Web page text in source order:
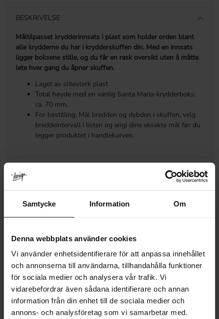
Samtycke Information Om
Denna webbplats använder cookies
Vi använder enhetsidentifierare för att anpassa innehållet
och annonserna till användarna, tillhandahålla funktioner
för sociala medier och analysera vår trafik. Vi
vidarebefordrar även sådana identifierare och annan
information från din enhet till de sociala medier och
annons- och analysföretag som vi samarbetar med.
BESKRIVELSE
Måltilpasset krydderinnsats i plast som holder orden blant
alle krydderne du har i krydderskuffen din. Med en innsats
ligger boksene stille, og du får en rask oversikt uten å måtte
lete hver gang du åpner skuffen.
Laget av slitesterk plast
Total høyde med en vanlig Santa Maria-krydderboks:
ca. 70 mm.
For bestilling: Mål bredden og dybden i skuffen, velg
breddeintervall i listen og angi dine eksakte mål før du
legger produktet i handlekurven.
ANMELDELSER
Relaterte produkter